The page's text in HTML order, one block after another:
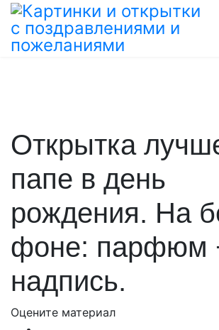
Открытка
папе в день
рождения. На
фоне: парфюм
надпись.
Оцените материал